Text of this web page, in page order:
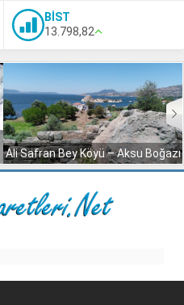
BİST
13.798,82
Ali Safran Bey Köyü – Aksu Boğazı